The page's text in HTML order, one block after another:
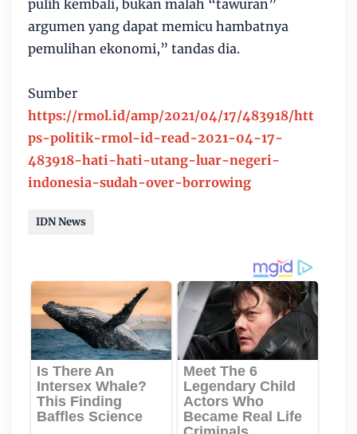
pulih kembali, bukan malah “tawuran”
argumen yang dapat memicu hambatnya
pemulihan ekonomi,” tandas dia.
Sumber
https://rmol.id/amp/2021/04/17/483918/htt
ps-politik-rmol-id-read-2021-04-17-
483918-hati-hati-utang-luar-negeri-
indonesia-sudah-over-borrowing
IDN News